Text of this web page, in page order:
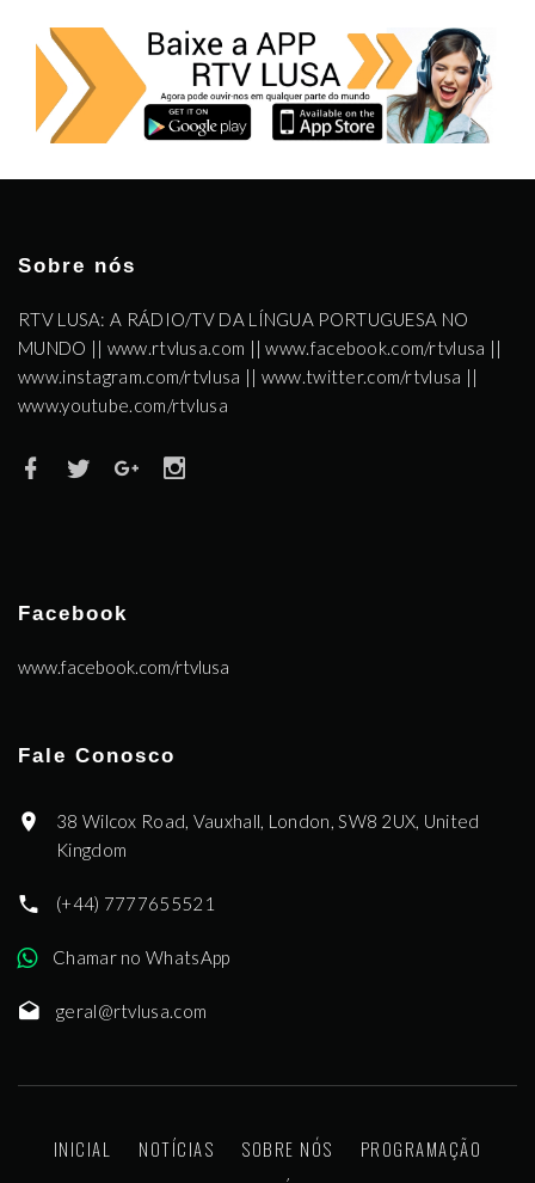
Sobre nós
RTV LUSA: A RÁDIO/TV DA LÍNGUA PORTUGUESA NO
MUNDO || www.rtvlusa.com || www.facebook.com/rtvlusa ||
www.instagram.com/rtvlusa || www.twitter.com/rtvlusa ||
www.youtube.com/rtvlusa
Facebook
www.facebook.com/rtvlusa
Fale Conosco
38 Wilcox Road, Vauxhall, London, SW8 2UX, United
Kingdom
(+44) 7777655521
Chamar no WhatsApp
geral@rtvlusa.com
INICIAL NOTÍCIAS SOBRE NÓS
PROGRAMAÇÃO